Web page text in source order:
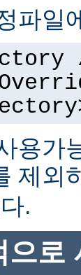
파일
용가
제외
.
으로